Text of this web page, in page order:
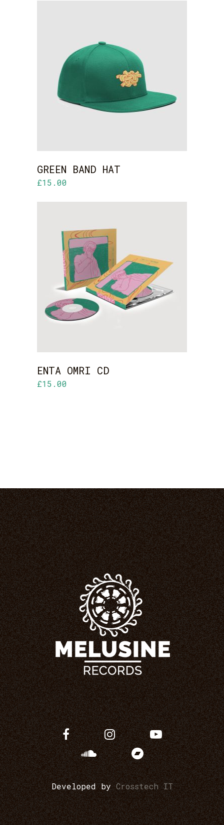
ADD TO CART
GREEN BAND HAT
£15.00
ADD TO CART
ENTA OMRI CD
£15.00
Developed byCrosstech IT